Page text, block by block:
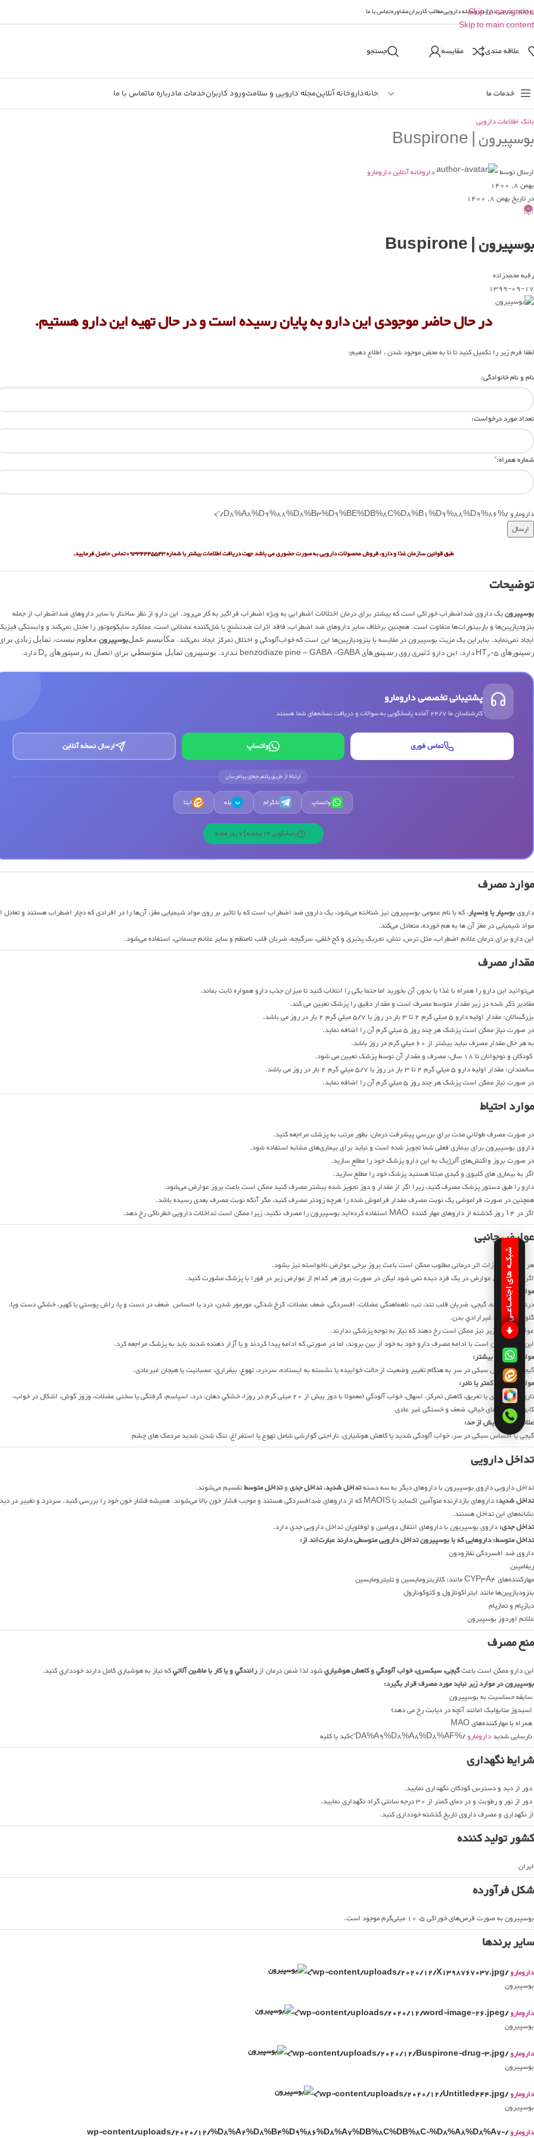
Skip to navigation
Skip to main content
اینترنتی دارومارومجله داروییمطالب کاربرانمشاورهتماس با ما
علاقه مندی مقایسه جستجو
خدمات ما خانهداروخانه آنلاینمجله دارویی و سلامتورود کاربرانخدمات مادرباره ماتماس با ما
بانک اطلاعات دارویی
بوسپیرون | Buspirone
ارسال توسط
داروخانه آنلاین دارومارو
بهمن 8, 1400
در تاریخ بهمن 8, 1400
0
بوسپیرون | Buspirone
رقیه محمدزاده
1399-09-17
در حال حاضر موجودی این دارو به پایان رسیده است و در حال تهیه این دارو هستیم.
لطفا فرم زیر را تکمیل کنید تا تا به محض موجود شدن ، اطلاع دهیم:
نام و نام خانوادگی:
تعداد مورد درخواست:
شماره همراه:*
دارومارو /%D8%A8%D9%88%D8%B3%D9%BE%DB%8C%D8%B1%D9%88%D9%86/”>
طبق قوانین سازمان غذا و دارو، فروش محصولات دارویی به صورت حضوری می باشد جهت دریافت اطلاعات بیشتر با شماره09334445543تماس حاصل فرمایید.
توضیحات
بوسپیرونیک داروی ضداضطراب خوراکی است که بیشتر برای درمان اختلالات اضطرابی به ویژه اضطراب فراگیر به کار می‌رود. این دارو از نظر ساختار با سایر داروهای ضداضطراب از جمله
بنزودیازپین‌ها و باربیتورات‌ها متفاوت است. همچنین برخلاف سایر داروهای ضد اضطراب، فاقد اثرات ضدتشنج یا شل‌کننده عضلانی است، عملکرد سایکوموتور را مختل نمی‌کند و وابستگی
ایجاد نمی‌نماید. بنابراین یک مزیت بوسپیرون در مقایسه با بنزودیازپین‌ها این است که خواب‌آلودگی و اختلال تمرکز ایجاد نمی‌کند. ﻣﻜﺎﻧﻴﺴﻢ ﻋﻤﻞبوسپیرونﻣﻌﻠﻮم ﻧﻴﺴﺖ، ﺗﻤﺎﻳﻞ زﻳﺎدی
رﺳﭙﺘﻮرﻫﺎی ۵-HT
2 ‌‌ دارد. اﻳﻦ دارو ﺗـﺄﺛﻴﺮی روی رﺳـﭙﺘﻮرﻫﺎی benzodiaze pine – GABA -GABA ﻧـﺪارد. ﺑﻮﺳﭙﻴﺮون ﺗﻤﺎﻳﻞ ﻣﺘﻮﺳﻄﻲ ﺑﺮای اﺗﺼﺎل ﺑﻪ رﺳﭙﺘﻮرﻫﺎی D 2 دارد.
پشتیبانی تخصصی دارومارو
کارشناسان ما 24/7 آماده پاسخگویی به سوالات و دریافت نسخه‌های شما هستند
تماس فوری واتساپ ارسال نسخه آنلاین
ارتباط از طریق پلتفرم‌های پیام‌رسان
واتساپ تلگرام ب بله ایتا
پاسخگویی 24 ساعته | 7 روز هفته
موارد مصرف
دارویبوسپار یا ونسپار، که با نام عمومی بوسپیرون نیز شناخته می‌شود، یک داروی ضد اضطراب است که با تاثیر بر روی مواد شیمیایی مغز، آن‌ها را در افرادی که دچار اضطراب هستند و تعادل
مواد شیمیایی در مغز آن ها به هم خورده، متعادل می‌کند.
این دارو برای درمان علائم اضطراب، مثل ترس، تنش، تحریک پذیری و کج خلقی، سرگیجه، ضربان قلب نامنظم و سایر علائم جسمانی، استفاده می‌شود.
مقدار مصرف
می‌توانید این دارو را همراه با غذا یا بدون آن بخورید اما حتما یکی را انتخاب کنید تا میزان جذب دارو همواره ثابت بماند.
مقادیر ذکر شده در زیر مقدار متوسط مصرف است و مقدار دقیق را پزشک تعیین می کند.
بزرگسالان: مقدار اولیه دارو 5 ميلي گرم 2 تا 3 بار در روز يا 5/7 ميلي گرم 2 بار در روز می باشد.
در صورت نیاز ممکن است پزشک هر چند روز 5 ميلي گرم آن را اضافه نماید.
به هر حال مقدار مصرف نبايد بيشتر از 60 ميلي گرم در روز باشد.
كودكان و نوجوانان تا 18 سال: مصرف و مقدار آن توسط پزشک تعیین می شود.
سالمندان: مقدار اولیه دارو 5 ميلي گرم 2 تا 3 بار در روز يا 5/7 ميلي گرم 2 بار در روز می باشد.
در صورت نیاز ممکن است پزشک هر چند روز 5 ميلي گرم آن را اضافه نماید.
موارد احتیاط
در صورت مصرف طولاني مدت براي بررسي پيشرفت درمان،‌ بطور مرتب به پزشك مراجعه كنيد.
داروی بوسپیرون برای بیماری فعلی شما تجویز شده است و نباید برای بیماری‌های مشابه استفاده شود.
در صورت بروز واکنش‌های آلرژیک به این دارو پزشک خود را مطلع سازید.
اگر به بیماری های کلیوی و کبدی مبتلا هستید پزشک خود را مطلع سازید.
دارو را طبق دستور پزشک مصرف کنید، زیرا اگر از مقدار و دوز تجویز شده بیشتر مصرف کنید ممکن است باعث بروز عوارض می‌شود.
همچنین در صورت فراموشی یک نوبت مصرف مقدار فراموش شده را هرچه زودتر مصرف کنید، مگر آنکه نوبت مصرف بعدی رسیده باشد.
اگر در ۱۴ روز گذشته از دارو‌های مهار کننده MAO استفاده کرده‌اید بوسپیرون را مصرف نکنید، زیرا ممکن است تداخلات دارویی خطرناکی رخ دهد.
عوارض جانبی
هر دارو به موازات اثر درمانی مطلوب ممکن است باعث بروز برخی عوارض ناخواسته نیز بشود.
اگرچه تمام این عوارض در یک فرد دیده نمی شود لیکن در صورت بروز هر کدام از عوارض زیر در فورا با پزشک مشورت کنید.
موارد نادر:
درد قفسه سينه، گیجی، ضربان قلب تند، تب، ناهماهنگی عضلات، افسردگی، ‌ضعف عضلات، کرخ شدگی، مورمور شدن، درد يا احساس ضعف در دست و پا، راش پوستي یا کهیر، خشكي دست وپا،
گلودرد، حركات غيرارادي بدن.
عوارض جانبی زیر نیز ممکن است رخ دهند که نیاز به توجه پزشکی ندارند.
این موارد ممکن است با ادامه مصرف دارو خود به خود از بین بروند، اما در صورتی که ادامه پیدا کردند و یا آزار دهنده شدند باید به پزشک مراجعه کرد.
موارد با شيوع بیشتر:
گیجی یا احساس سبکی در سر به هنگام تغییر وضعیت از حالت خوابیده یا نشسته به ایستاده، سردرد، تهوع، بيقراري،‌ عصبانيت یا هیجان غیرعادی.
موارد با شيوع كمتر یا نادر:
تاري ديد، سردی یا تعريق، کاهش تمرکز، اسهال، خواب آلودگي (معمولا با دوز بیش از 20 میلی گرم در روز)، خشكي دهان، درد، اسپاسم، گرفتگی یا سختی عضلات، وزوز گوش، اشكال در خواب،
کابوس یا رویاهای خیالی، ضعف و خستگی غیر عادی.
علائم مصرف بیش از حد:
گیجی یا احساس سبکی در سر، خواب آلودگی شدید یا کاهش هوشیاری، ناراحتی گوارشی شامل تهوع یا استفراغ، تنگ شدن شدید مردمک های چشم
تداخل دارویی
تداخل دارویی داروی بوسپیرون با داروهای دیگر به سه دستهتداخل شدید،تداخل جدیوتداخل متوسطتقسیم می‌شوند.
تداخل شدید:
داروهای بازدارنده منوآمین اکساید یا MAOIS که از داروهای ضدافسردگی هستند و موجب فشار خون بالا می‌شوند. همیشه فشار خون خود را بررسی کنید. سردرد و تغییر در دید
نشانه‌های این تداخل هستند.
تداخل جدی:داروی بوسپریون با داروهای انتقال دوپامین و لوفلوپان تداخل دارویی جدی دارد.
تداخل متوسط: داروهایی که با بوسپیرون تداخل دارویی متوسطی دارند عبارت‌اند از:
داروی ضد افسردگی نفازودون
ریفامپین
مهارکننده‌های CYP3A4 مانند: کلاریترومایسین و تلیترومایسین
بنزودیازپین‌ها مانند ایتراکونازول و کتوکونازول
دیازپام و تمازپام
علائم اوردوز بوسپیرون
منع مصرف
اين دارو ممكن است باعثگیجی، سبکسری، خواب آلودگي و كاهش هوشياريشود لذا ضمن درمان ازرانندگي و يا كار با ماشين آلاتيكه نياز به هوشياري كامل دارند خودداري كنيد.
بوسپیرون در موارد زیر نباید مورد مصرف قرار بگیرد:
سابقه حساسیت به بوسپیرون
اسیدوز متابولیک (مانند آنچه در دیابت رخ می دهد)
همراه با مهارکننده‌های MAO
نارسایی شدیددارومارو/%DA%A9%D8%A8%D8%AF”>کبد یا کلیه
شرایط نگهداری
دور از دید و دسترس کودکان نگهداری نمایید.
دور از نور و رطوبت و در دمای کمتر از 30 درجه سانتی گراد نگهداری نمایید.
از نگهداری و مصرف داروی تاریخ گذشته خودداری کنید.
کشور تولید کننده
ایران
شکل فرآورده
بوسپیرون به صورت قرص‌های خوراکی 5، 10 میلی‌گرم موجود است.
سایر برندها
دارومارو/wp-content/uploads/2020/12/X1398767037.jpg”>
بوسپیرون
دارومارو/wp-content/uploads/2020/12/word-image-26.jpeg”>
بوسپیرون
دارومارو/wp-content/uploads/2020/12/Buspirone-drug-3.jpg”>
بوسپیرون
دارومارو/wp-content/uploads/2020/12/Untitled444.jpg”>
بوسپیرون
دارومارو /wp-content/uploads/2020/12/%D8%A2%D8%B4%D9%86%D8%A7%DB%8C%DB%8C-%D8%A8%D8%A7-
شبکـه های اجتمـاعـی